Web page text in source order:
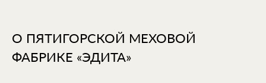
О ПЯТИГОРСКОЙ МЕХОВОЙ
ФАБРИКЕ «ЭДИТА»